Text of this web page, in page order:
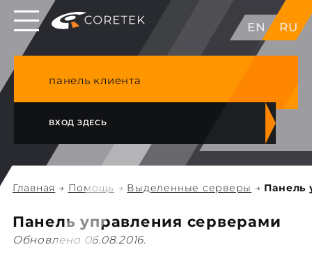
EN RU
Выделенные серверы в ЕС, Японии, ГК, США
NVME VPS & cPanel премиум хостинг в
панель клиента
ВХОД ЗДЕСЬ
Главная → Помощь → Выделенные серверы → Панель
Панель управления серверами
Обновлено 06.08.2016.